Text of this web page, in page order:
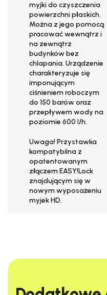
myjki do czyszczenia
powierzchni płaskich.
Można z jego pomocą
pracować wewnątrz i
na zewnątrz
budynkówbez
chlapania. Urządzenie
charakteryzuje się
imponującym
ciśnieniem roboczym
do 150 baróworaz
przepływem wody na
poziomie 600 l/h.
Uwaga!Przystawka
kompatybilna z
opatentowanym
złączem EASY!Lock
znajdującym się w
nowym wyposażeniu
myjek HD.
samą przystawkę, ale
(2.643-476.0) .